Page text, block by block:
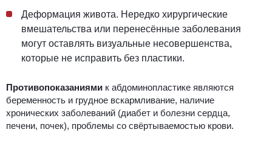
Деформация живота. Нередко хирургические
вмешательства или перенесённые заболевания
могут оставлять визуальные несовершенства,
которые не исправить без пластики.
Противопоказаниями к абдоминопластике являются
беременность и грудное вскармливание, наличие
хронических заболеваний (диабет и болезни сердца,
печени, почек), проблемы со свёртываемостью крови.